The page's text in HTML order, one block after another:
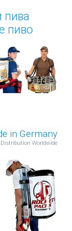
пива
пиво
in Germany
Distribution Worldwide